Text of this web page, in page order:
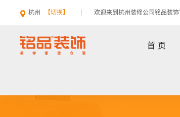
杭州 【切换】 欢迎来到杭州装修公司铭品装
首 页